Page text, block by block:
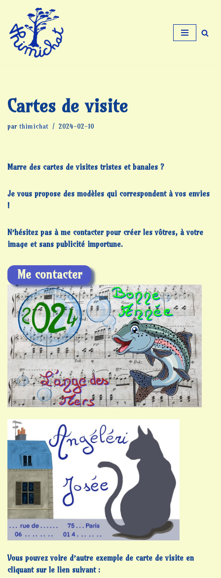
Aller
au
contenu
Cartes de visite
par thimichat 2024-02-10
Marre des cartes de visites tristes et banales ?
Je vous propose des modèles qui correspondent à vos envies
!
N’hésitez pas à me contacter pour créer les vôtres, à votre
image et sans publicité importune.
Me contacter
Vous pouvez voire d’autre exemple de carte de visite en
cliquant sur le lien suivant :